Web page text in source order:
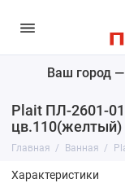
Ваш город —
Plait ПЛ-2601-
цв.110(желтый)
Главная Ванная
Характеристики